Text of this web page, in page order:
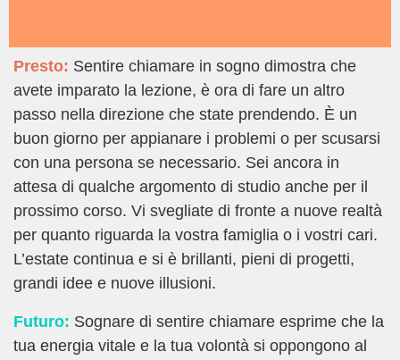
Presto: Sentire chiamare in sogno dimostra che
avete imparato la lezione, è ora di fare un altro
passo nella direzione che state prendendo. È un
buon giorno per appianare i problemi o per scusarsi
con una persona se necessario. Sei ancora in
attesa di qualche argomento di studio anche per il
prossimo corso. Vi svegliate di fronte a nuove realtà
per quanto riguarda la vostra famiglia o i vostri cari.
L’estate continua e si è brillanti, pieni di progetti,
grandi idee e nuove illusioni.
Futuro: Sognare di sentire chiamare esprime che la
tua energia vitale e la tua volontà si oppongono al